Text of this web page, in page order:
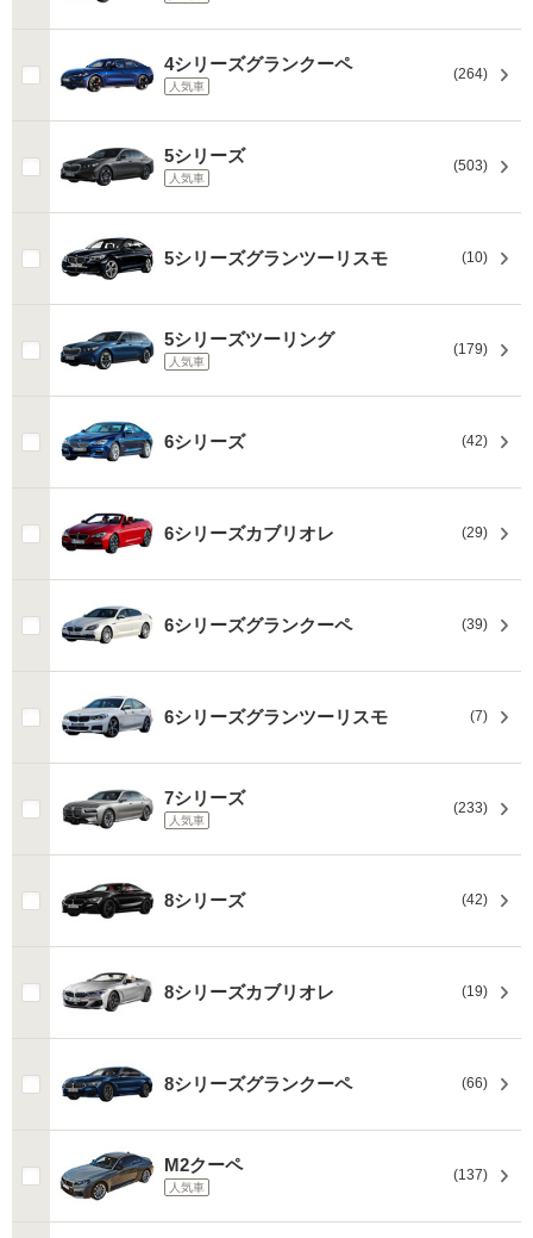
4シリーズグランクーペ
人気車
(264)
5シリーズ
人気車
(503)
5シリーズグランツーリスモ (10)
5シリーズツーリング
人気車
(179)
6シリーズ (42)
6シリーズカブリオレ (29)
6シリーズグランクーペ (39)
6シリーズグランツーリスモ (7)
7シリーズ
人気車
(233)
8シリーズ (42)
8シリーズカブリオレ (19)
8シリーズグランクーペ (66)
M2クーペ
人気車
(137)